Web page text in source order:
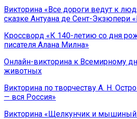
Викторина «Все дороги ведут к
сказке Антуана де Сент-Экзюпери
Кроссворд «К 140-летию со дня
писателя Алана Милна»
Онлайн-викторина к Всемирному
животных
Викторина по творчеству А. Н.
— вся Россия»
Викторина «Щелкунчик и мышиный